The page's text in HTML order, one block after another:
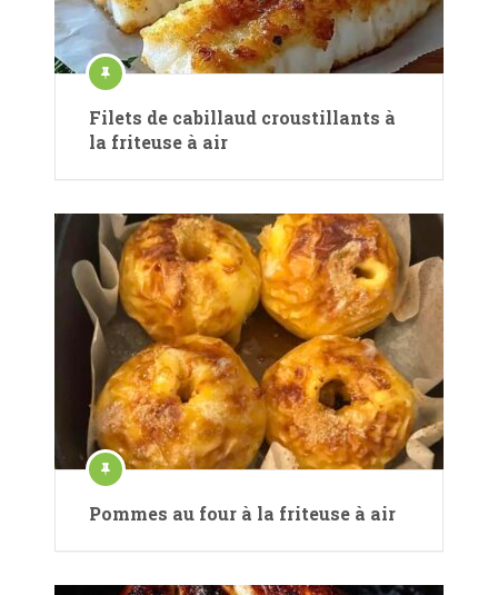
Filets de cabillaud croustillants à
la friteuse à air
Pommes au four à la friteuse à air